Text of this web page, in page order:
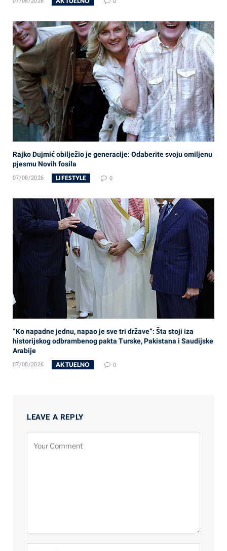
Rajko Dujmić obilježio je generacije: Odaberite svoju omiljenu
pjesmu Novih fosila
07/08/2026 LIFESTYLE 0
“Ko napadne jednu, napao je sve tri države”: Šta stoji iza
historijskog odbrambenog pakta Turske, Pakistana i Saudijske
Arabije
07/08/2026 AKTUELNO 0
LEAVE A REPLY